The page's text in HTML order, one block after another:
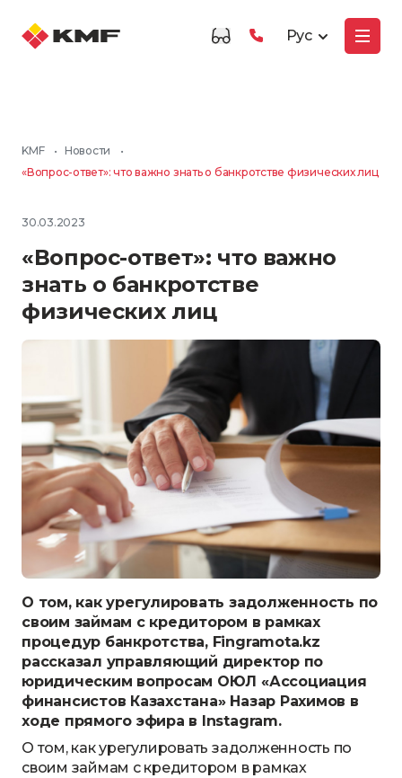
Рус
KMF • Новости
•
«Вопрос-ответ»: что важно знать о банкротстве физических лиц
30.03.2023
«Вопрос-ответ»: что важно
знать о банкротстве
физических лиц
О том, как урегулировать задолженность по
своим займам с кредитором в рамках
процедур банкротства, Fingramota.kz
рассказал управляющий директор по
юридическим вопросам ОЮЛ «Ассоциация
финансистов Казахстана» Назар Рахимов в
ходе прямого эфира в Instagram.
О том, как урегулировать задолженность по
своим займам с кредитором в рамках